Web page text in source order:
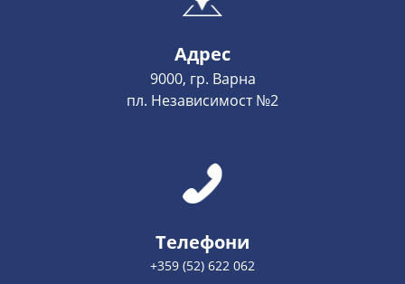
Адрес
9000, гр. Варна
пл. Независимост №2
Телефони
+359 (52) 622 062